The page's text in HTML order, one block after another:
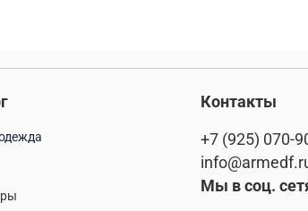
Контакты
+7 (925) 070-
Мы в соц.